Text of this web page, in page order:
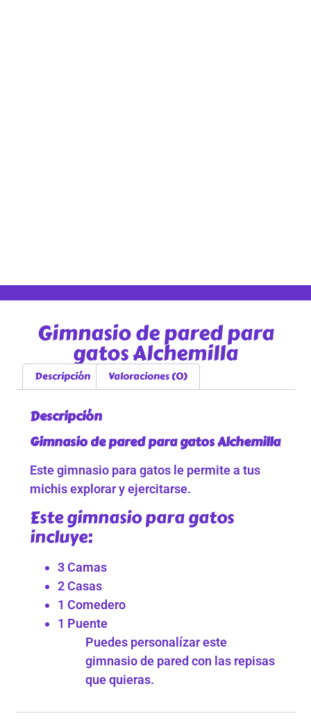
Gimnasio de pared para
gatos Alchemilla
Descripción Valoraciones (0)
Descripción
Gimnasio de pared para gatos Alchemilla
Este gimnasio para gatos le permite a tus
michis explorar y ejercitarse.
Este gimnasio para gatos
incluye:
3 Camas
2 Casas
1 Comedero
1 Puente
Puedes personalízar este
gimnasio de pared con las repisas
que quieras.